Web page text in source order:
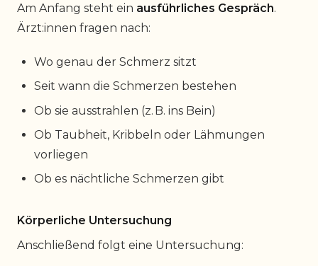
Am Anfang steht ein ausführliches Gespräch.
Ärzt:innen fragen nach:
Wo genau der Schmerz sitzt
Seit wann die Schmerzen bestehen
Ob sie ausstrahlen (z. B. ins Bein)
Ob Taubheit, Kribbeln oder Lähmungen
vorliegen
Ob es nächtliche Schmerzen gibt
Körperliche Untersuchung
Anschließend folgt eine Untersuchung: